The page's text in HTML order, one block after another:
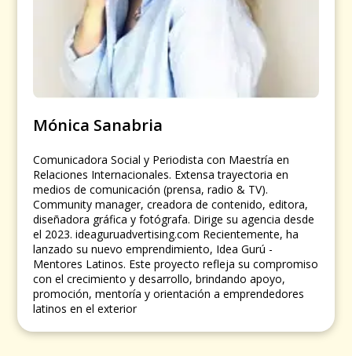
Mónica Sanabria
Comunicadora Social y Periodista con Maestría en
Relaciones Internacionales. Extensa trayectoria en
medios de comunicación (prensa, radio & TV).
Community manager, creadora de contenido, editora,
diseñadora gráfica y fotógrafa. Dirige su agencia desde
el 2023. ideaguruadvertising.com Recientemente, ha
lanzado su nuevo emprendimiento, Idea Gurú -
Mentores Latinos. Este proyecto refleja su compromiso
con el crecimiento y desarrollo, brindando apoyo,
promoción, mentoría y orientación a emprendedores
latinos en el exterior